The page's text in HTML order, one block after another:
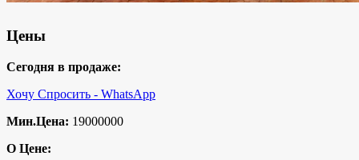
Цены
Сегодня в продаже:
Хочу Спросить - WhatsApp
Мин.Цена: 19000000
О Цене: